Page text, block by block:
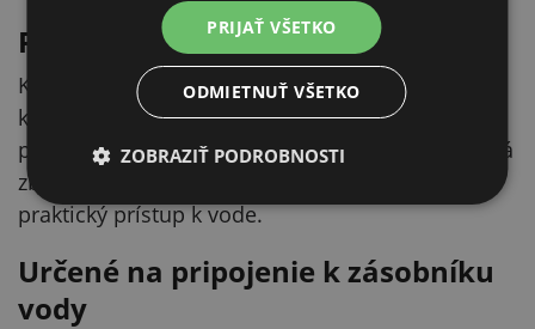
Rozmer, ktorý sa dobre inštaluje
Kompaktné rozmery uľahčujú montáž do
kotercov, voliér, menších chovateľských
priestorov alebo k výbehom. Napájačka nezaberá
zbytočne veľa miesta a pritom poskytuje
praktický prístup k vode.
Určené na pripojenie k zásobníku
vody
PRIJAŤ VŠETKO
ODMIETNUŤ VŠETKO
ZOBRAZIŤ PODROBNOSTI